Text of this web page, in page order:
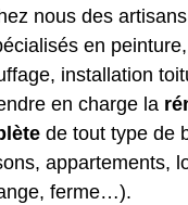
nous des artisans
en
installation
en charge la
de tout type de
appartements,
ferme…).